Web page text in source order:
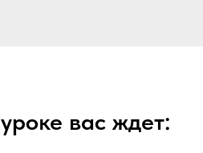
уроке вас ждет: